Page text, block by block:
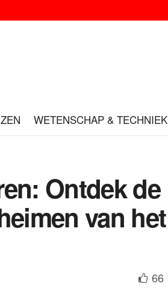
WETENSCHAP & TECHNIEK
Ontdek de
van het
66